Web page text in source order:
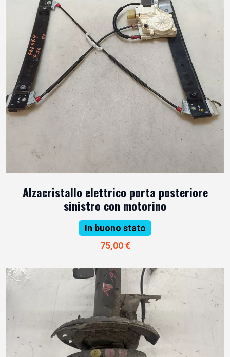
Alzacristallo elettrico porta posteriore
sinistro con motorino
In buono stato
75,00 €